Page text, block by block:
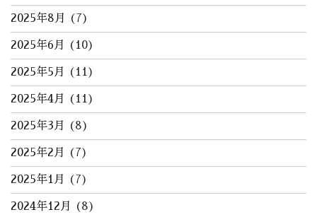
2025年8月 (7)
2025年6月 (10)
2025年5月 (11)
2025年4月 (11)
2025年3月 (8)
2025年2月 (7)
2025年1月 (7)
2024年12月 (8)